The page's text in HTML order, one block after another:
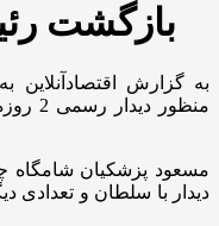
بازگشت
به گزارش
دیدار با سلطان و تعدادی